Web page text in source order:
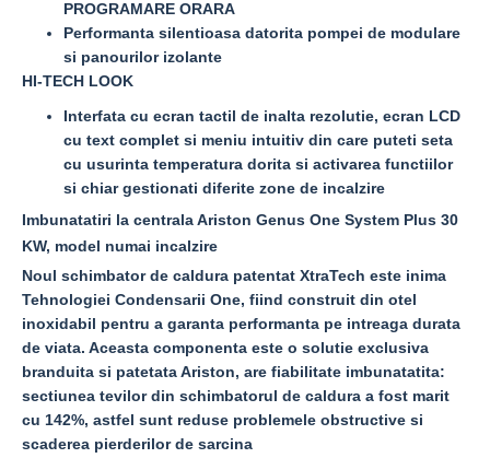
PROGRAMARE ORARA
Performanta silentioasa datorita pompei de modulare
si panourilor izolante
HI-TECH LOOK
Interfata cu ecran tactil de inalta rezolutie, ecran LCD
cu text complet si meniu intuitiv din care puteti seta
cu usurinta temperatura dorita si activarea functiilor
si chiar gestionati diferite zone de incalzire
Imbunatatiri la centrala Ariston Genus One System Plus 30
KW, model numai incalzire
Noul schimbator de caldura patentat XtraTech este inima
Tehnologiei Condensarii One, fiind construit din otel
inoxidabil pentru a garanta performanta pe intreaga durata
de viata. Aceasta componenta este o solutie exclusiva
branduita si patetata Ariston, are fiabilitate imbunatatita:
sectiunea tevilor din schimbatorul de caldura a fost marit
cu 142%, astfel sunt reduse problemele obstructive si
scaderea pierderilor de sarcina